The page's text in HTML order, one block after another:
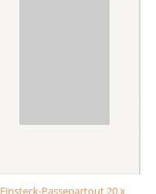
Einsteck-Passepartout 20 x